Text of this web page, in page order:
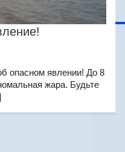
опасном явлении! До 8
жара. Будьте